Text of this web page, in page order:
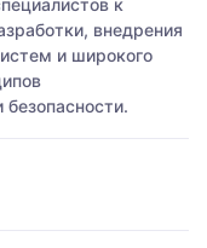
к
внедрения
и широкого